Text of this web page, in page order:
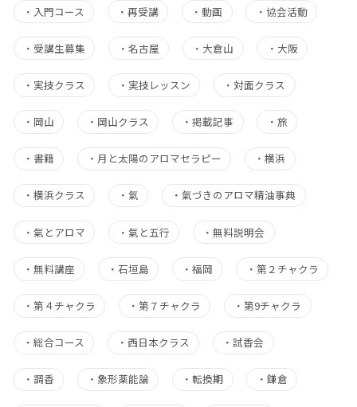
・ 入門コース ・再受講 ・動画 ・ 協会活動
・ 受講生募集 ・名古屋 ・ 大倉山 ・ 大阪
・ 実技クラス ・ 実技レッスン ・対面クラス
・ 岡山 ・ 岡山クラス ・掲載記事 ・ 旅
・ 書籍 ・ 月と太陽のアロマセラピー ・横浜
・ 横浜クラス ・氣 ・氣づきのアロマ精油事典
・ 氣とアロマ ・氣と五行 ・無料説明会
・ 無料講座 ・石垣島 ・福岡 ・ 第２チャクラ
・ 第４チャクラ ・第７チャクラ ・第9チャクラ
・ 総合コース ・ 西日本クラス ・試香会
・ 調香 ・ 象形薬能論 ・転換期 ・ 鎌倉